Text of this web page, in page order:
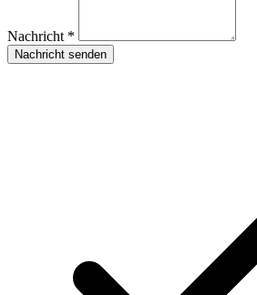
Nachricht *
Nachricht senden